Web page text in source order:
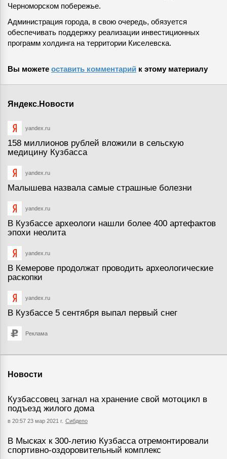
Черноморском побережье.
Администрация города, в свою очередь, обязуется
обеспечивать поддержку реализации инвестиционных
программ холдинга на территории Киселевска.
Вы можете оставить комментарий к этому материалу
Яндекс.Новости
yandex.ru
158 миллионов рублей вложили в сельскую
медицину Кузбасса
yandex.ru
Малышева назвала самые страшные болезни
yandex.ru
В Кузбассе археологи нашли более 400 артефактов
эпохи неолита
yandex.ru
В Кемерове продолжат проводить археологические
раскопки
yandex.ru
В Кузбассе 5 сентября выпал первый снег
Реклама
Новости
Кузбассовец загнал на хранение свой мотоцикл в
подъезд жилого дома
в 20:57 23 мар 2021 г. Сибдепо
В Мысках к 300-летию Кузбасса отремонтировали
спортивно-оздоровительный комплекс